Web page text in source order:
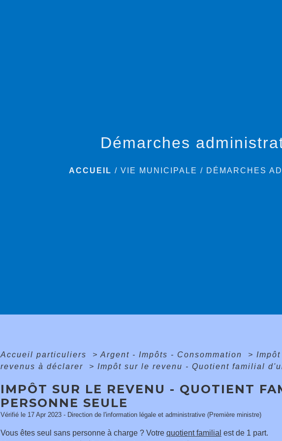
Démarches
ACCUEIL /VIE MUNICIPALE / DÉMARCHES
Accueil particuliers > Argent - Impôts - Consommation >
revenus à déclarer
> Impôt sur le revenu - Quotient familial
IMPÔT SUR LE REVENU - QUOTIENT
PERSONNE SEULE
Vérifié le 17 Apr 2023 - Direction de l'information légale et administrative (Première ministre)
Vous êtes seul sans personne à charge ? Votre quotient familial est de 1 part.